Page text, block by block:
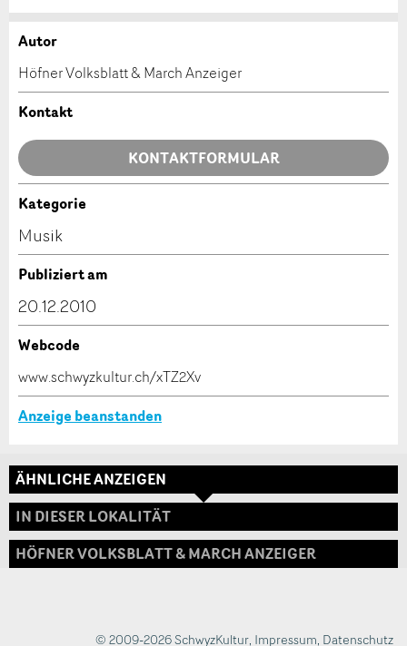
Anzeige beanstanden
Ihr Feedback wird sehr geschätzt!
Allgemeines Feedback
Anzeige nicht mehr gültig
Anzeige unvollständig
* Eingabe erforderlich
Anzeige weiterempfehlen
Empfehlen Sie diese Anzeige an Freunde weiter.
* Eingabe erforderlich
Autor
Höfner Volksblatt & March Anzeiger
Kontakt
KONTAKTFORMULAR
Kontakt
Verfassen Sie eine Nachricht für die Kontaktpersonen
Adresse
Kategorie
Musik
Publiziert am
20.12.2010
Webcode
www.schwyzkultur.ch/xTZ2Xv
Anzeige beanstanden
ÄHNLICHE ANZEIGEN
IN DIESER LOKALITÄT
HÖFNER VOLKSBLATT & MARCH ANZEIGER
© 2009-2026 SchwyzKultur, Impressum, Datenschutz